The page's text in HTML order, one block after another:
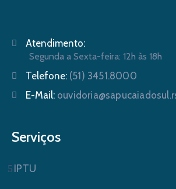
Atendimento:
Segunda a Sexta-feira: 12h às 18h
Telefone: (51) 3451.8000
E-Mail:
Serviços
IPTU